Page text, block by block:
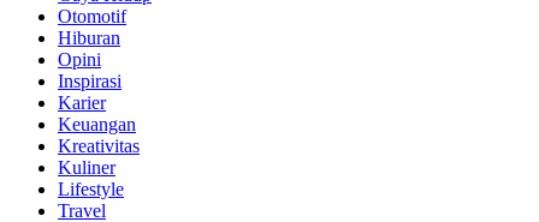
Otomotif
Hiburan
Opini
Inspirasi
Karier
Keuangan
Kreativitas
Kuliner
Lifestyle
Travel